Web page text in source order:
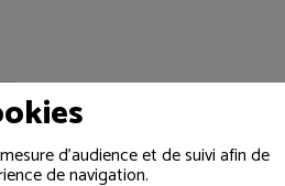
d'audience et de suivi afin de
de navigation.